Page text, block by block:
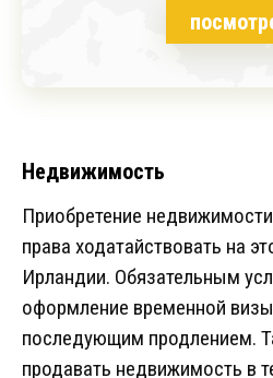
Недвижимость
Приобретение
права ходатайствовать на
Ирландии. Обязательным
оформление временной
последующим продлением.
продавать недвижимость в